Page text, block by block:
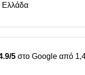
Ελλάδα
5 στο Google από